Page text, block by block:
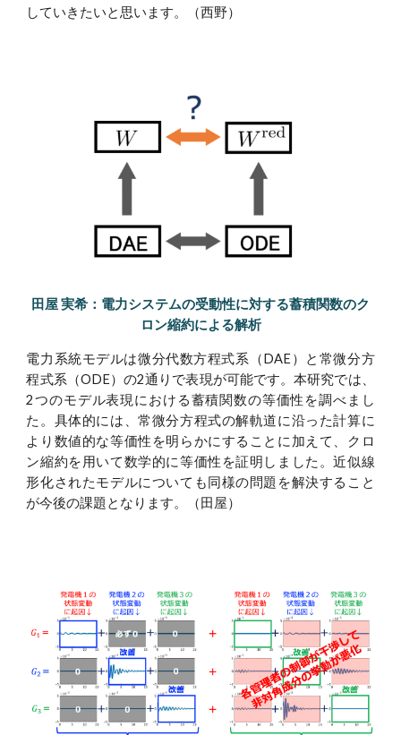
していきたいと思います。
（西野）
田屋 実希：電力システムの受動性に対する蓄積関数のク
ロン縮約による解析
電力系統モデルは微分代数方程式系 （DAE）
と常微分方
程式系 （ODE） の2通りで表現が可能です。本研究では、
2つのモデル表現における蓄積関数の等価性を調べまし
た。具体的には、常微分方程式の解軌道に沿った計算に
より数値的な等価性を明らかにすることに加えて、クロ
ン縮約を用いて数学的に等価性を証明しました。近似線
形化されたモデルについても同様の問題を解決すること
が今後の課題となります。
（田屋）